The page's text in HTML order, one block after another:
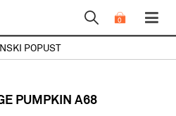
0
POPUST
PUMPKIN A68